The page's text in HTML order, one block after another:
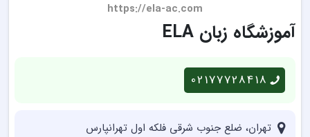
https://ela-ac.com
آموزشگاه زبان ELA
02177728418
تهران، ضلع جنوب شرقی فلکه اول تهرانپارس